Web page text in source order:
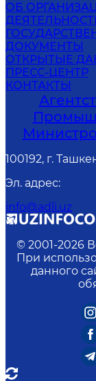
ОБ
ДОКУМЕНТЫ
ОТКРЫТЫЕ
ПРЕСС-ЦЕНТР
КОНТАКТЫ
100192, г.
Эл. адрес:
info@adli.uz
© 2001-2026
При
данного